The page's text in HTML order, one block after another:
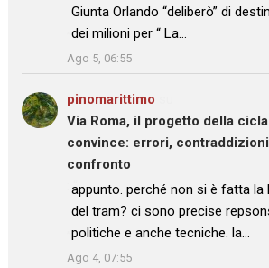
Giunta Orlando “deliberò” di
dei milioni per “ La…
”
Ago 5, 06:55
pinomarittimo
Via Roma, il progetto della
convince: errori,
confronto
: “
appunto. perché non si è fatta la
del tram? ci sono precise
politiche e anche tecniche. la…
”
Ago 4, 07:55